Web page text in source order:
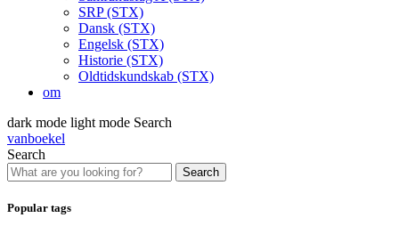
SRP (STX)
Dansk (STX)
Engelsk (STX)
Historie (STX)
Oldtidskundskab (STX)
om
dark mode light mode Search
vanboekel
Search
Search
Popular tags